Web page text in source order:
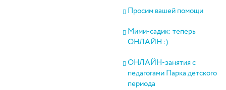
Просим вашей помощи
Мими-садик: теперь
ОНЛАЙН :)
ОНЛАЙН-занятия с
педагогами Парка детского
периода